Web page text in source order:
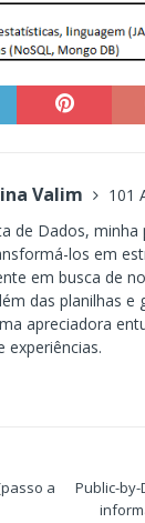
Valim
101
de Dados, minha
los em
em busca de
das planilhas
apreciadora
experiências.
a
Public-